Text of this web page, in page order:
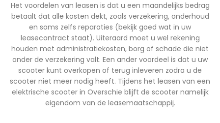
Het voordelen van leasen is dat u een maandelijks bedrag
betaalt dat alle kosten dekt, zoals verzekering, onderhoud
en soms zelfs reparaties (bekijk goed wat in uw
leasecontract staat). Uiteraard moet u wel rekening
houden met administratiekosten, borg of schade die niet
onder de verzekering valt. Een ander voordeel is dat u uw
scooter kunt overkopen of terug inleveren zodra u de
scooter niet meer nodig heeft. Tijdens het leasen van een
elektrische scooter in Overschie blijft de scooter namelijk
eigendom van de leasemaatschappij.